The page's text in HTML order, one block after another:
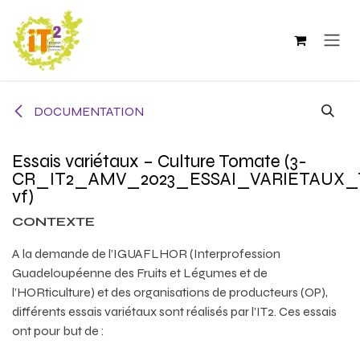
Se rendre au contenu
DOCUMENTATION
Essais variétaux – Culture Tomate (3-
vf)
CONTEXTE
A la demande de l’IGUAFLHOR (Interprofession
Guadeloupéenne des Fruits et Légumes et de
l’HORticulture) et des organisations de producteurs (OP),
différents essais variétaux sont réalisés par l’IT2. Ces essais
ont pour but de :